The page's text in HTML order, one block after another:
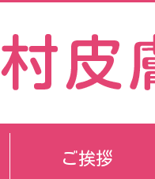
ご挨拶